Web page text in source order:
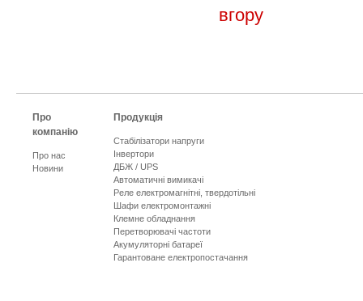
вгору
Про
компанію
Про нас
Новини
Продукція
Стабілізатори напруги
Інвертори
ДБЖ / UPS
Автоматичні вимикачі
Реле електромагнітні, твердотільні
Шафи електромонтажні
Клемне обладнання
Перетворювачі частоти
Акумуляторні батареї
Гарантоване електропостачання